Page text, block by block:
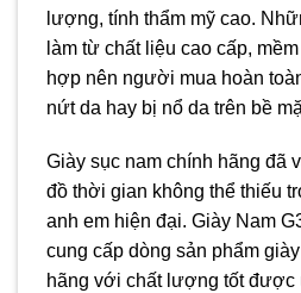
lượng, tính thẩm mỹ cao.
làm từ chất liệu cao cấp,
hợp nên người mua hoàn
nứt da hay bị nổ da trên bề
Giày sục nam chính hãng đã
đồ thời gian không thể thiếu
anh em hiện đại. Giày Nam
cung cấp dòng sản phẩm
hãng với chất lượng tốt được